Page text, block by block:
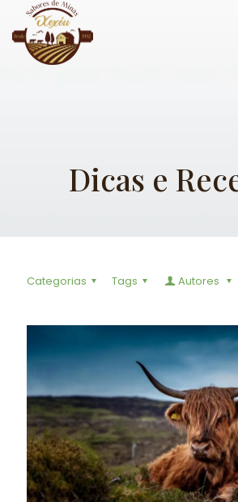
Dicas e
Categorias Tags Autores